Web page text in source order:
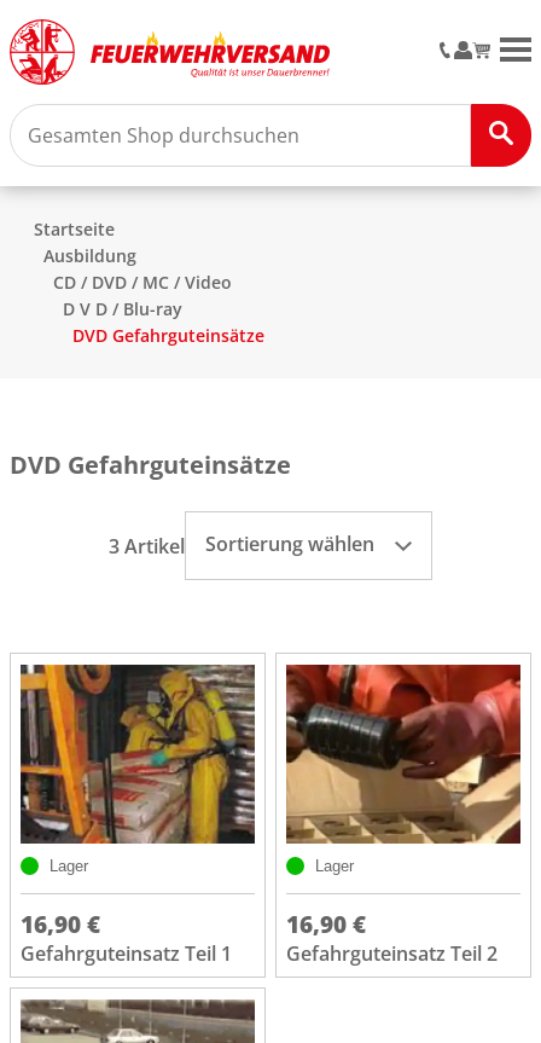
Startseite
Ausbildung
CD / DVD / MC / Video
D V D / Blu-ray
DVD Gefahrguteinsätze
DVD Gefahrguteinsätze
3 Artikel Sortierung wählen
Lager
16,90 €
Gefahrguteinsatz Teil 1
Lager
16,90 €
Gefahrguteinsatz Teil 2